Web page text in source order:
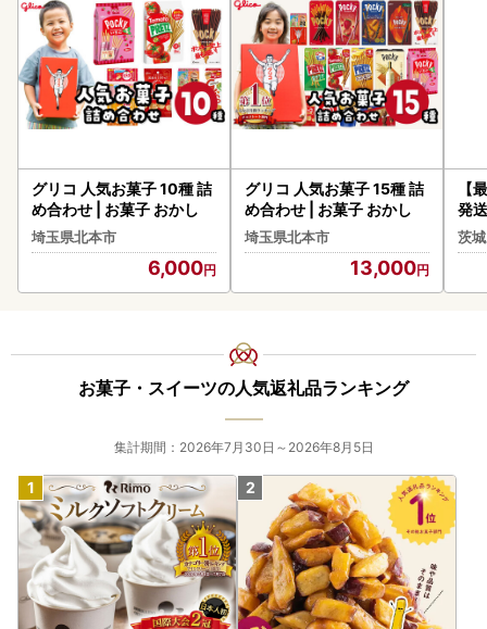
グリコ 人気お菓子 10種 詰
め合わせ | お菓子 おかし
埼玉県北本市
6,000
グリコ 人気お菓子 15種 詰
め合わせ | お菓子 おかし
埼玉県北本市
13,000
【
発
気
茨
お菓子・スイーツの人気返礼品ランキング
集計期間：2026年7月30日～2026年8月5日